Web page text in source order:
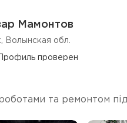
Мамонтов
Волынская обл.
Профиль проверен
та ремонтом